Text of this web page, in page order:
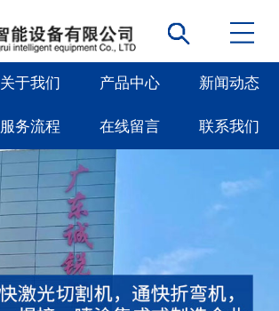
关于我们 产品中心 新闻动态
服务流程 在线留言 联系我们